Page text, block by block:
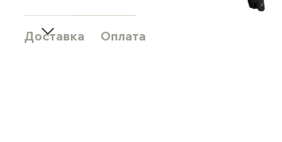
Доставка Оплата